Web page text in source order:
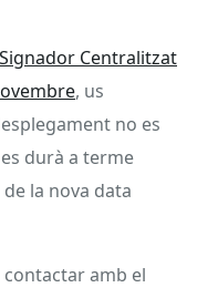
Centralitzat
, us
no es
durà a terme
la nova data
amb el